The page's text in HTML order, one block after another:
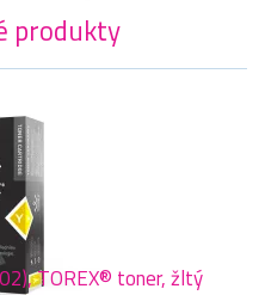
produkty
TOREX® toner, žltý